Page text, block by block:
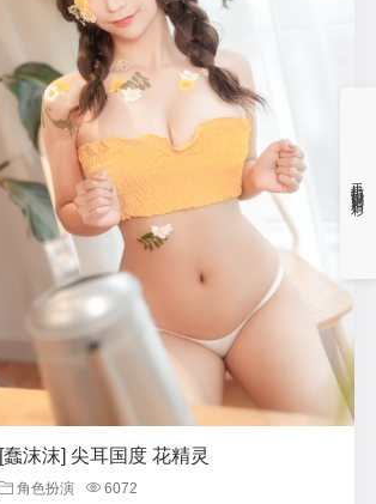
手机扫码更精彩
[蠢沫沫] 尖耳国度 花精灵
角色扮演 6072